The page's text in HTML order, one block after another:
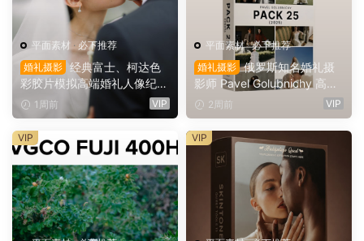
平面素材 · 必下推荐
婚礼摄影 经典富士、柯达色
彩胶片模拟高端婚礼人像纪实
摄影Lightroom预设 Robert
Marcillas: RM Film Emulation
2（16104）
1周前 VIP
平面素材·必下推荐
婚礼摄影 俄罗斯知名婚礼摄
影师 Pavel Golubnichy 高端
婚礼纪实美学摄影 Lightroom
预设 Pavel Golubnichy – PA
CK 25 lightroom presets（1
6094）
2周前 VIP
VIP VIP